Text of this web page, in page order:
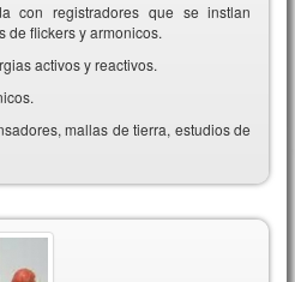
con registradores que se instlan
de flickers y armonicos.
activos y reactivos.
mallas de tierra, estudios de